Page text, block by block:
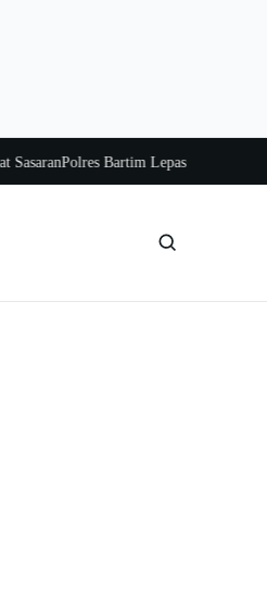
Polres Bartim Lepas Bakti Sosial untuk